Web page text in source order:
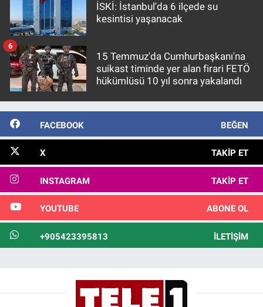
İSKİ: İstanbul'da 6 ilçede su
kesintisi yaşanacak
15 Temmuz'da Cumhurbaşkanı'na
suikast timinde yer alan firari FETÖ
hükümlüsü 10 yıl sonra yakalandı
6
FACEBOOK BEĞEN
X TAKIP ET
INSTAGRAM TAKIP ET
YOUTUBE ABONE OL
+905423395813 İLETIŞIM